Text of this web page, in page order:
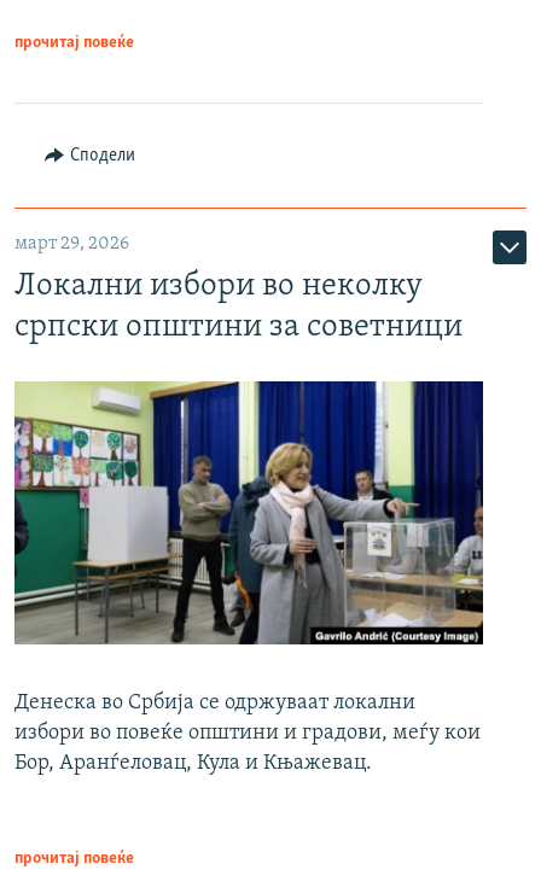
прочитај повеќе
Сподели
март 29, 2026
Локални избори во неколку
српски општини за советници
Денеска во Србија се одржуваат локални
избори во повеќе општини и градови, меѓу кои
Бор, Аранѓеловац, Кула и Књажевац.
прочитај повеќе